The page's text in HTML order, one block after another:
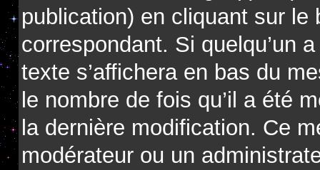
publication) en cliquant sur le
correspondant. Si quelqu’un
texte s’affichera en bas du
le nombre de fois qu’il a été
la dernière modification. Ce
modérateur ou un